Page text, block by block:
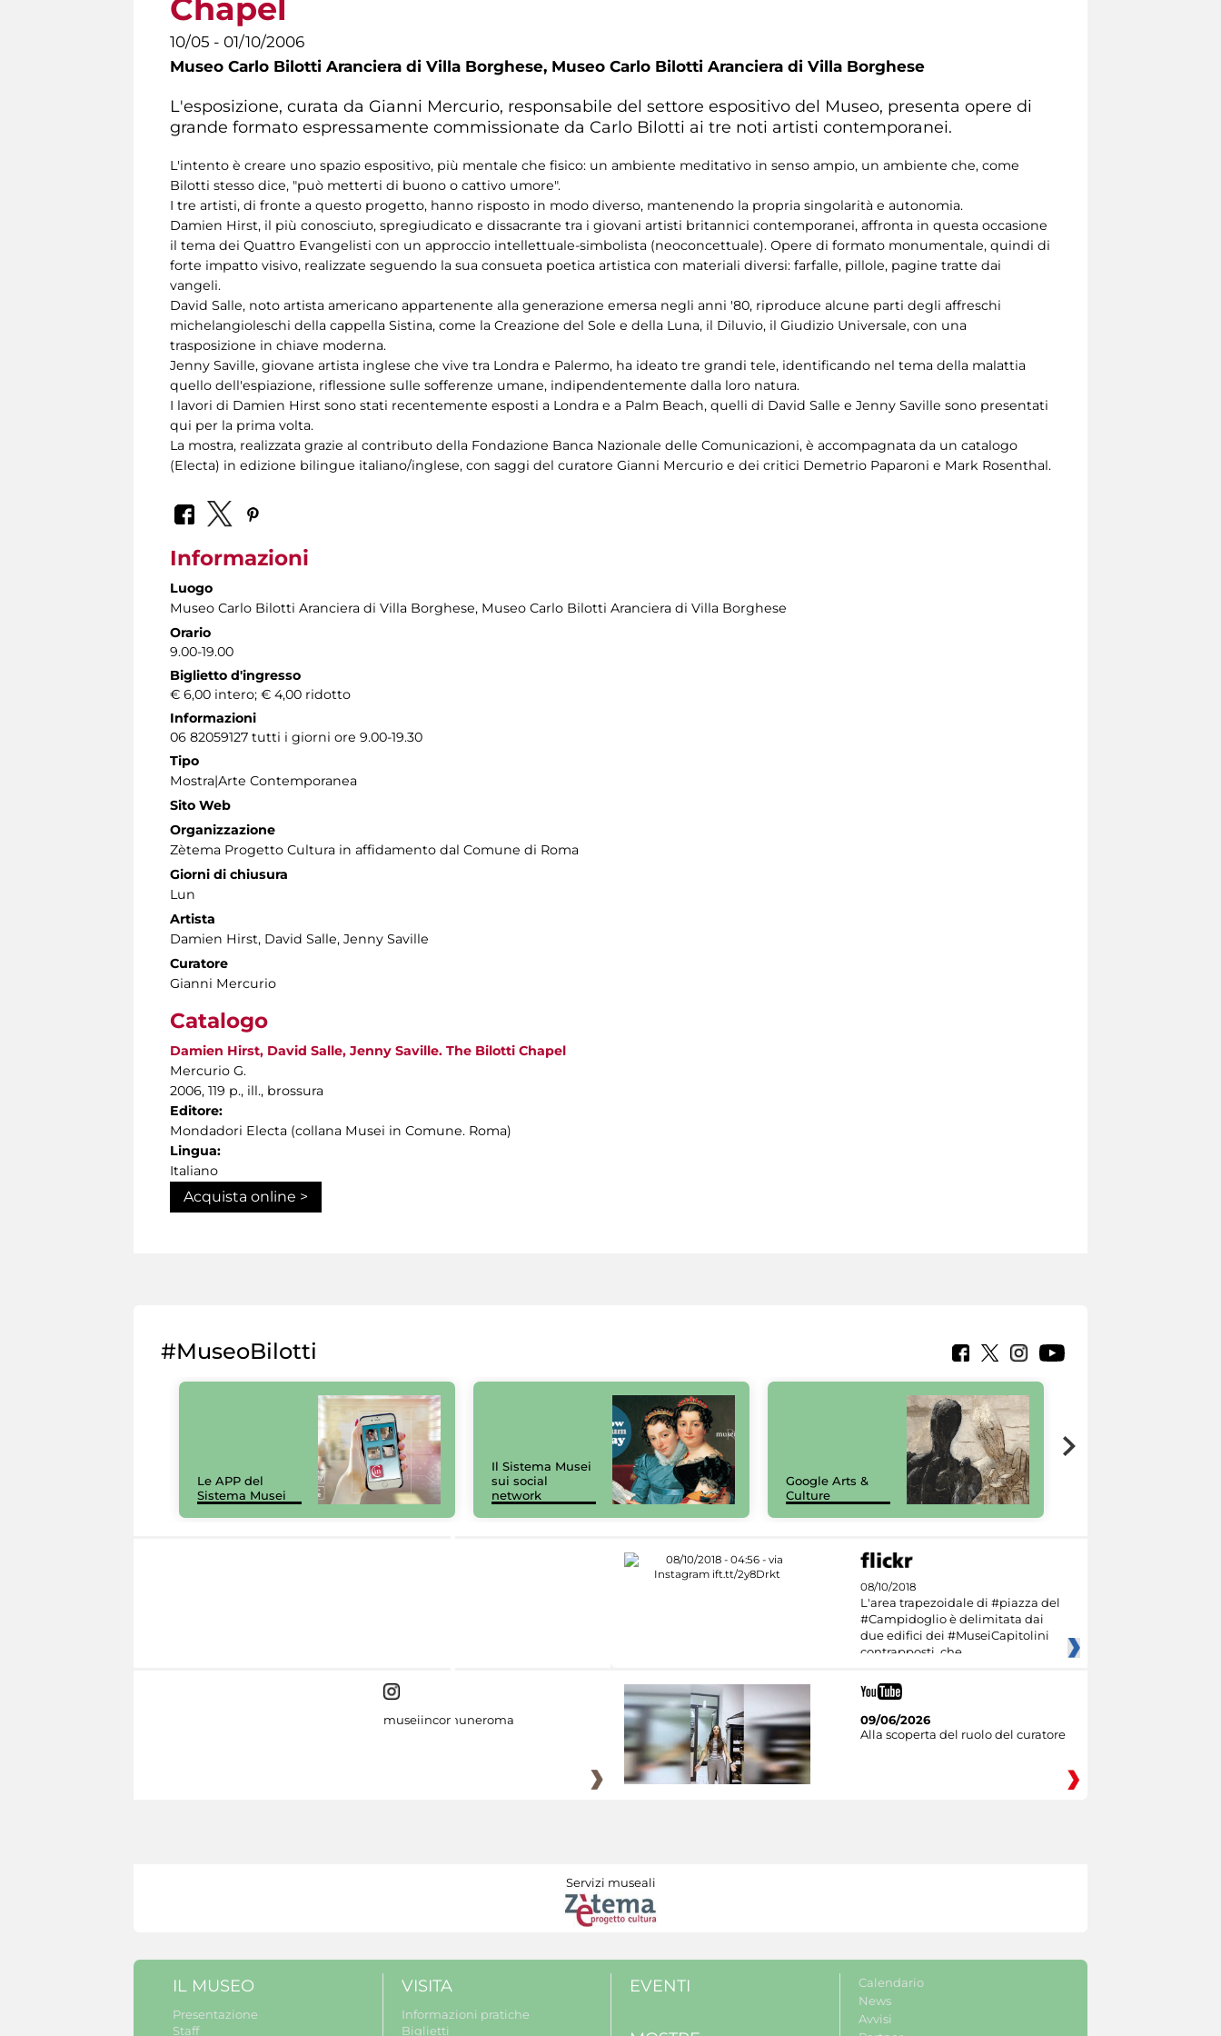
Chapel
10/05 - 01/10/2006
Museo Carlo Bilotti Aranciera di Villa Borghese, Museo Carlo Bilotti Aranciera di Villa Borghese
L'esposizione, curata da Gianni Mercurio, responsabile del settore espositivo del Museo, presenta opere di
grande formato espressamente commissionate da Carlo Bilotti ai tre noti artisti contemporanei.
L'intento è creare uno spazio espositivo, più mentale che fisico: un ambiente meditativo in senso ampio, un ambiente che, come
Bilotti stesso dice, "può metterti di buono o cattivo umore".
I tre artisti, di fronte a questo progetto, hanno risposto in modo diverso, mantenendo la propria singolarità e autonomia.
Damien Hirst, il più conosciuto, spregiudicato e dissacrante tra i giovani artisti britannici contemporanei, affronta in questa occasione
il tema dei Quattro Evangelisti con un approccio intellettuale-simbolista (neoconcettuale). Opere di formato monumentale, quindi di
forte impatto visivo, realizzate seguendo la sua consueta poetica artistica con materiali diversi: farfalle, pillole, pagine tratte dai
vangeli.
David Salle, noto artista americano appartenente alla generazione emersa negli anni '80, riproduce alcune parti degli affreschi
michelangioleschi della cappella Sistina, come la Creazione del Sole e della Luna, il Diluvio, il Giudizio Universale, con una
trasposizione in chiave moderna.
Jenny Saville, giovane artista inglese che vive tra Londra e Palermo, ha ideato tre grandi tele, identificando nel tema della malattia
quello dell'espiazione, riflessione sulle sofferenze umane, indipendentemente dalla loro natura.
I lavori di Damien Hirst sono stati recentemente esposti a Londra e a Palm Beach, quelli di David Salle e Jenny Saville sono presentati
qui per la prima volta.
La mostra, realizzata grazie al contributo della Fondazione Banca Nazionale delle Comunicazioni, è accompagnata da un catalogo
(Electa) in edizione bilingue italiano/inglese, con saggi del curatore Gianni Mercurio e dei critici Demetrio Paparoni e Mark Rosenthal.
Informazioni
Luogo
Museo Carlo Bilotti Aranciera di Villa Borghese, Museo Carlo Bilotti Aranciera di Villa Borghese
Orario
9.00-19.00
Biglietto d'ingresso
€ 6,00 intero; € 4,00 ridotto
Informazioni
06 82059127 tutti i giorni ore 9.00-19.30
Tipo
Mostra|Arte Contemporanea
Sito Web
Organizzazione
Zètema Progetto Cultura in affidamento dal Comune di Roma
Giorni di chiusura
Lun
Artista
Damien Hirst, David Salle, Jenny Saville
Curatore
Gianni Mercurio
Catalogo
Damien Hirst, David Salle, Jenny Saville. The Bilotti Chapel
Mercurio G.
2006, 119 p., ill., brossura
Editore:
Mondadori Electa (collana Musei in Comune. Roma)
Lingua:
Italiano
Acquista online >
#MuseoBilotti
Le APP del
Sistema Musei
Il Sistema Musei
sui social
network
Google Arts &
Culture
08/10/2018
L'area trapezoidale di #piazza del
#Campidoglio è delimitata dai
due edifici dei #MuseiCapitolini
contrapposti, che
museiincomuneroma
09/06/2026
Alla scoperta del ruolo del curatore
Servizi museali
IL MUSEO
Presentazione
Staff
VISITA
Informazioni pratiche
Biglietti
EVENTI
Calendario
News
Avvisi